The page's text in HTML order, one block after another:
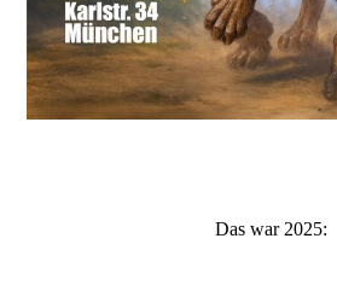
Das war 2025: